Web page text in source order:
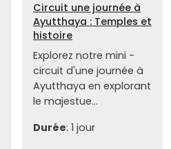
Circuit une journée à
Ayutthaya : Temples et
histoire
Explorez notre mini -
circuit d'une journée à
Ayutthaya en explorant
le majestue...
Durée: 1 jour